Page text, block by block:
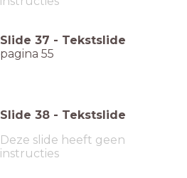
Slide 37 - Tekstslide
pagina 55
Slide 38 - Tekstslide
Deze slide heeft geen
instructies